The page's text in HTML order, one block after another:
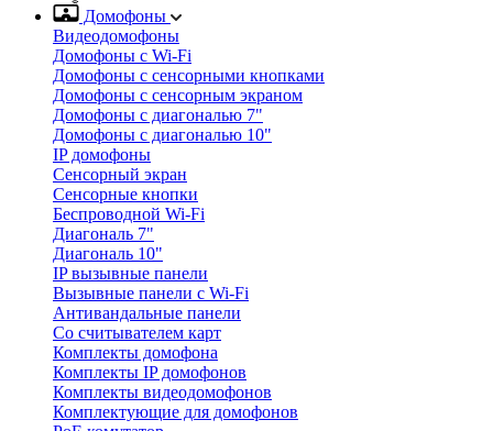
Домофоны
Видеодомофоны
Домофоны с Wi-Fi
Домофоны с сенсорными кнопками
Домофоны с сенсорным экраном
Домофоны с диагональю 7"
Домофоны с диагональю 10"
IP домофоны
Сенсорный экран
Сенсорные кнопки
Беспроводной Wi-Fi
Диагональ 7"
Диагональ 10"
IP вызывные панели
Вызывные панели с Wi-Fi
Антивандальные панели
Со считывателем карт
Комплекты домофона
Комплекты IP домофонов
Комплекты видеодомофонов
Комплектующие для домофонов